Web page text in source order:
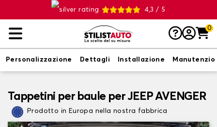
4,3 / 5
0
Personalizzazione Dettagli Installazione
Tappetini per baule per JEEP AVENGER
Prodotto in Europa nella nostra fabbrica